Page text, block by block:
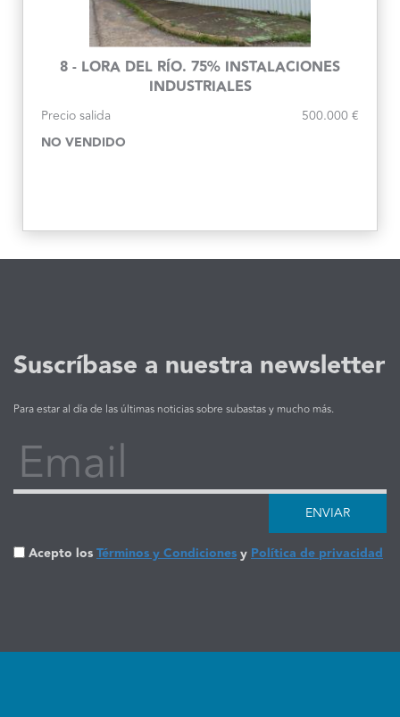
8 - LORA DEL RÍO. 75% INSTALACIONES
INDUSTRIALES
Precio salida 500.000 €
NO VENDIDO
Suscríbase a nuestra newsletter
Para estar al día de las últimas noticias sobre subastas y mucho más.
Email
ENVIAR
Acepto losTérminos y CondicionesyPolítica de privacidad